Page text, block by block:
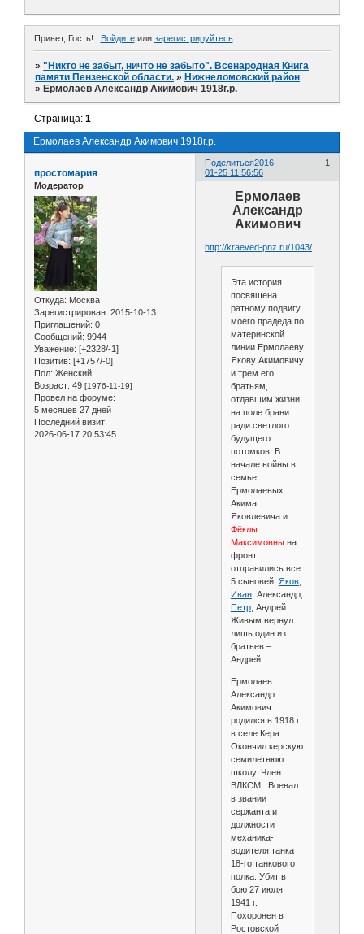
Привет, Гость! Войдитеили зарегистрируйтесь.
»"Никто не забыт, ничто не забыто". Всенародная Книга
памяти Пензенской области. » Нижнеломовский район
» Ермолаев Александр Акимович 1918г.р.
Ермолаев Александр Акимович 1918г.р.
Страница:1
Поделиться 1
2016-
01-25 11:56:56
простомария
Модератор
Откуда: Москва
Зарегистрирован: 2015-10-13
Приглашений: 0
Сообщений: 9944
Уважение: [+2328/-1]
Позитив: [+1757/-0]
Пол: Женский
Возраст: 49 [1976-11-19]
Провел на форуме:
5 месяцев 27 дней
Последний визит:
2026-06-17 20:53:45
Ермолаев
Александр
Акимович
http://kraeved-pnz.ru/1043/
Эта история
посвящена
ратному подвигу
моего прадеда по
материнской
линии Ермолаеву
Якову Акимовичу
и трем его
братьям,
отдавшим жизни
на поле брани
ради светлого
будущего
потомков. В
начале войны в
семье
Ермолаевых
Акима
Яковлевича и
Фёклы
Максимовнына
фронт
отправились все
5 сыновей: Яков,
Иван, Александр,
Петр, Андрей.
Живым вернул
лишь один из
братьев –
Андрей.
Ермолаев
Александр
Акимович
родился в 1918 г.
в селе Кера.
Окончил керскую
семилетнюю
школу. Член
ВЛКСМ. Воевал
в звании
сержанта и
должности
механика-
водителя танка
18-го танкового
полка. Убит в
бою 27 июля
1941 г.
Похоронен в
Ростовской